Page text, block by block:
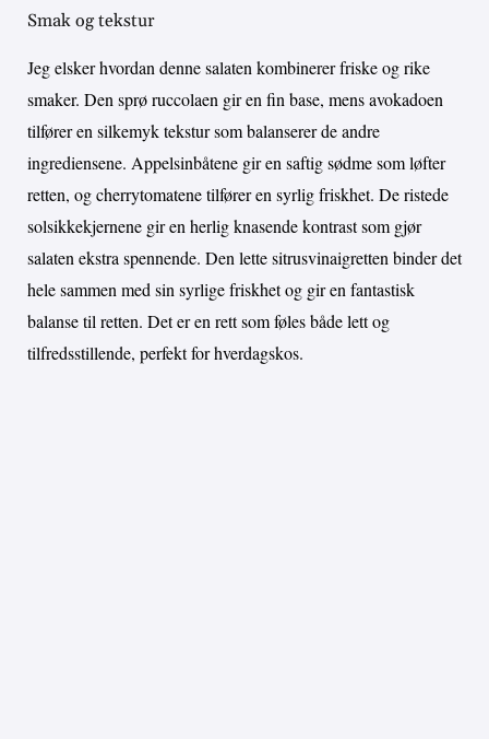
Smak og tekstur
Jeg elsker hvordan denne salaten kombinerer friske og rike
smaker. Den sprø ruccolaen gir en fin base, mens avokadoen
tilfører en silkemyk tekstur som balanserer de andre
ingrediensene. Appelsinbåtene gir en saftig sødme som løfter
retten, og cherrytomatene tilfører en syrlig friskhet. De ristede
solsikkekjernene gir en herlig knasende kontrast som gjør
salaten ekstra spennende. Den lette sitrusvinaigretten binder det
hele sammen med sin syrlige friskhet og gir en fantastisk
balanse til retten. Det er en rett som føles både lett og
tilfredsstillende, perfekt for hverdagskos.